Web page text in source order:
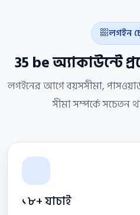
লগইন
35 be অ্যাকাউন্টে
লগইনের আগে বয়সসীমা,
সীমা সম্পর্কে সচেতন
১৮+ যাচাই